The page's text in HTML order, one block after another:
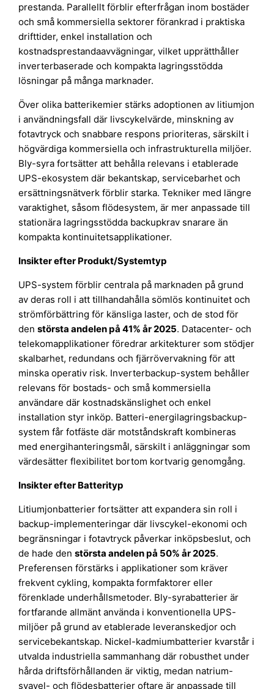
prestanda. Parallellt förblir efterfrågan inom bostäder
och små kommersiella sektorer förankrad i praktiska
drifttider, enkel installation och
kostnadsprestandaavvägningar, vilket upprätthåller
inverterbaserade och kompakta lagringsstödda
lösningar på många marknader.
Över olika batterikemier stärks adoptionen av litiumjon
i användningsfall där livscykelvärde, minskning av
fotavtryck och snabbare respons prioriteras, särskilt i
högvärdiga kommersiella och infrastrukturella miljöer.
Bly-syra fortsätter att behålla relevans i etablerade
UPS-ekosystem där bekantskap, servicebarhet och
ersättningsnätverk förblir starka. Tekniker med längre
varaktighet, såsom flödesystem, är mer anpassade till
stationära lagringsstödda backupkrav snarare än
kompakta kontinuitetsapplikationer.
Insikter efter Produkt/Systemtyp
UPS-system förblir centrala på marknaden på grund
av deras roll i att tillhandahålla sömlös kontinuitet och
strömförbättring för känsliga laster, och de stod för
denstörsta andelen på 41% år 2025. Datacenter- och
telekomapplikationer föredrar arkitekturer som stödjer
skalbarhet, redundans och fjärrövervakning för att
minska operativ risk. Inverterbackup-system behåller
relevans för bostads- och små kommersiella
användare där kostnadskänslighet och enkel
installation styr inköp. Batteri-energilagringsbackup-
system får fotfäste där motståndskraft kombineras
med energihanteringsmål, särskilt i anläggningar som
värdesätter flexibilitet bortom kortvarig genomgång.
Insikter efter Batterityp
Litiumjonbatterier fortsätter att expandera sin roll i
backup-implementeringar där livscykel-ekonomi och
begränsningar i fotavtryck påverkar inköpsbeslut, och
de hade denstörsta andelen på 50% år 2025.
Preferensen förstärks i applikationer som kräver
frekvent cykling, kompakta formfaktorer eller
förenklade underhållsmetoder. Bly-syrabatterier är
fortfarande allmänt använda i konventionella UPS-
miljöer på grund av etablerade leveranskedjor och
servicebekantskap. Nickel-kadmiumbatterier kvarstår i
utvalda industriella sammanhang där robusthet under
hårda driftsförhållanden är viktig, medan natrium-
svavel- och flödesbatterier oftare är anpassade till